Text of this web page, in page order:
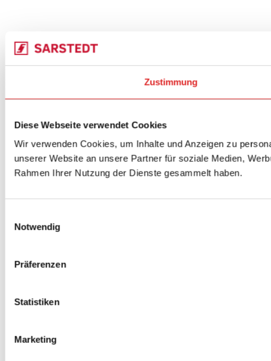
Zustimmung
Diese Webseite verwendet Cookies
Wir verwenden Cookies, um Inhalte und Anzeigen zu
unserer Website an unsere Partner für soziale Medien,
Rahmen Ihrer Nutzung der Dienste gesammelt haben.
Notwendig
Präferenzen
Statistiken
Marketing